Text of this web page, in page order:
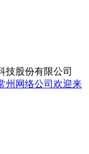
技股份有限公司
州网络公司欢迎来